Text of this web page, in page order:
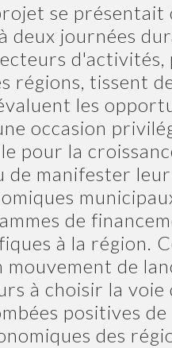
se présentait
deux journées
d'activités,
régions, tissent
les
occasion
pour la
manifester
de
à la région.
de
à choisir la
positives
des